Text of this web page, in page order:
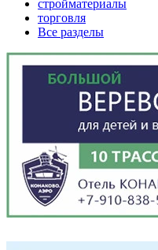
стройматериалы
торговля
Все разделы